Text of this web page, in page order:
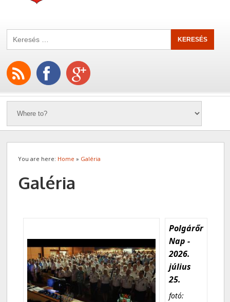
You are here: Home » Galéria
Galéria
Polgárőr
Nap -
2026.
július
25.
fotó: